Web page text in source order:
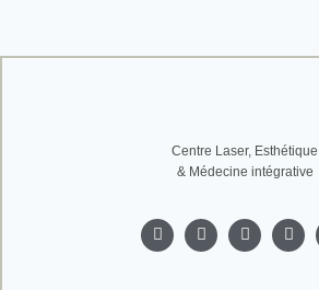
Centre Laser, Esthétique
& Médecine intégrative